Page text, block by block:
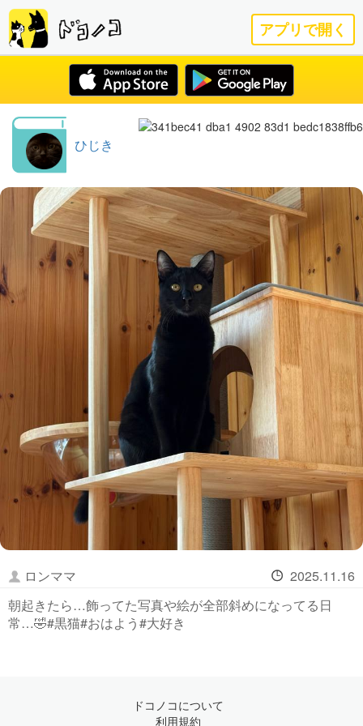
アプリで開く
ひじき
ロンママ
2025.11.16
朝起きたら…飾ってた写真や絵が全部斜めになってる日
常…🤣#黒猫#おはよう#大好き
ドコノコについて
利用規約